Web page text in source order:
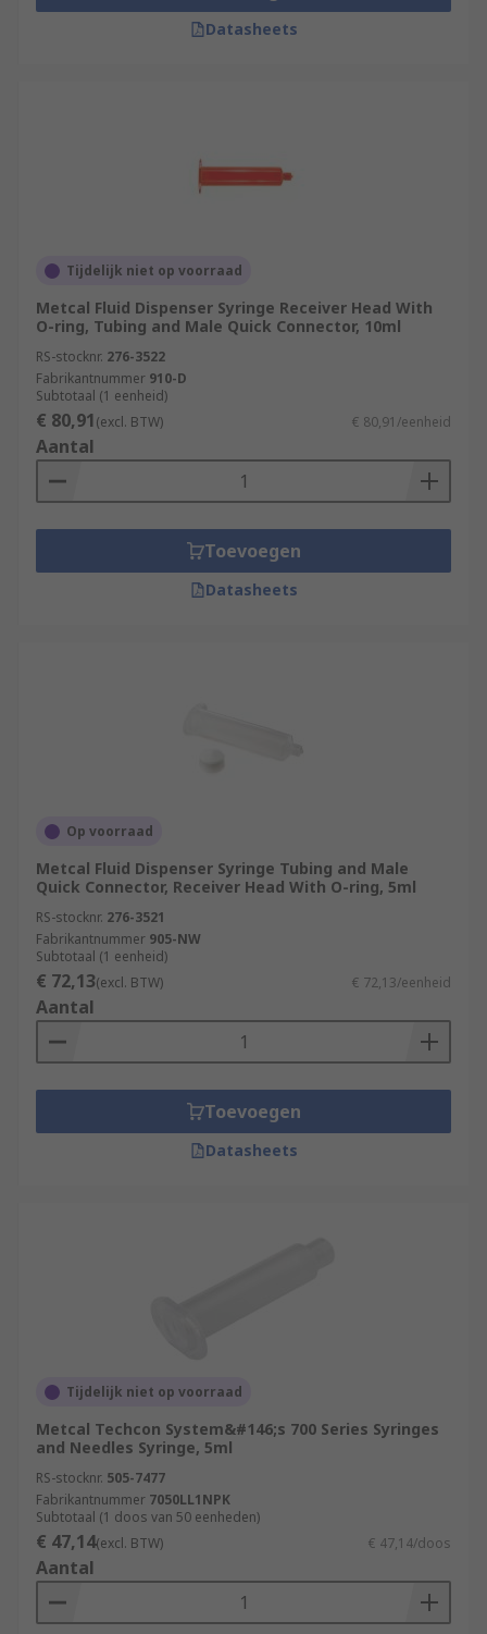
Datasheets
Tijdelijk niet op voorraad
Metcal Fluid Dispenser Syringe Receiver Head With
O-ring, Tubing and Male Quick Connector, 10ml
RS-stocknr. 276-3522
Fabrikantnummer 910-D
Subtotaal (1 eenheid)
€ 80,91(excl. BTW) € 80,91/eenheid
Aantal
Toevoegen
Datasheets
Op voorraad
Metcal Fluid Dispenser Syringe Tubing and Male
Quick Connector, Receiver Head With O-ring, 5ml
RS-stocknr. 276-3521
Fabrikantnummer 905-NW
Subtotaal (1 eenheid)
€ 72,13(excl. BTW) € 72,13/eenheid
Aantal
Toevoegen
Datasheets
Tijdelijk niet op voorraad
Metcal Techcon System&#146;s 700 Series Syringes
and Needles Syringe, 5ml
RS-stocknr. 505-7477
Fabrikantnummer 7050LL1NPK
Subtotaal (1 doos van 50 eenheden)
€ 47,14(excl. BTW) € 47,14/doos
Aantal